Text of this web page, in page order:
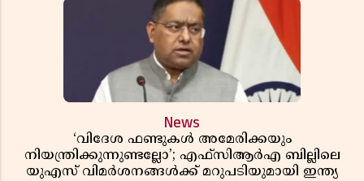
News
‘വിദേശ ഫണ്ടുകൾ അമേരിക്കയും
നിയന്ത്രിക്കുന്നുണ്ടല്ലോ’; എഫ്സിആർഎ ബില്ലിലെ
യുഎസ് വിമർശനങ്ങൾക്ക് മറുപടിയുമായി ഇന്ത്യ